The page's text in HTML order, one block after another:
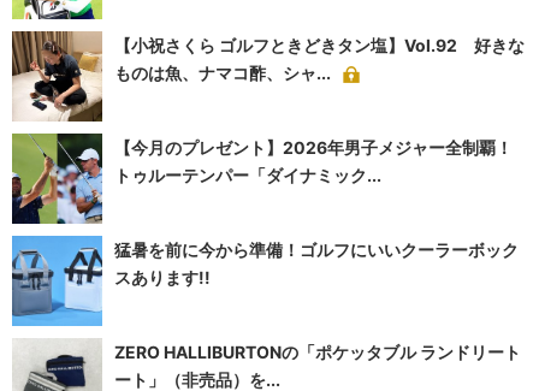
【小祝さくら ゴルフときどきタン塩】Vol.92 好きな
ものは魚、ナマコ酢、シャ...
【今月のプレゼント】2026年男子メジャー全制覇！
トゥルーテンパー「ダイナミック...
猛暑を前に今から準備！ゴルフにいいクーラーボック
スあります!!
ZERO HALLIBURTONの「ポケッタブル ランドリート
ート」（非売品）を...